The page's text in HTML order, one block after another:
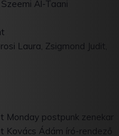
Al-Taani
Laura, Zsigmond Judit,
postpunk zenekar
Kovács Ádám író-rendező